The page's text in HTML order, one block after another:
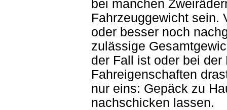
bei manchen
Fahrzeuggewicht sein.
oder besser noch
zulässige
der Fall ist oder bei der
Fahreigenschaften
nur eins: Gepäck zu
nachschicken lassen.